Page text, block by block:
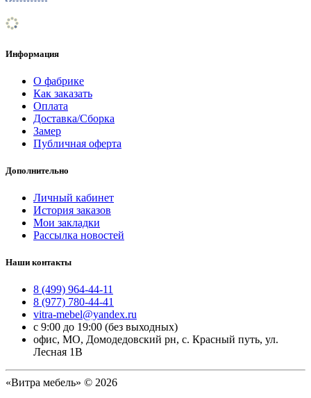
Информация
О фабрике
Как заказать
Оплата
Доставка/Сборка
Замер
Публичная оферта
Дополнительно
Личный кабинет
История заказов
Мои закладки
Рассылка новостей
Наши контакты
8 (499) 964-44-11
8 (977) 780-44-41
vitra-mebel@yandex.ru
с 9:00 до 19:00 (без выходных)
офис, МО, Домодедовский рн, с. Красный путь, ул.
Лесная 1В
«Витра мебель» © 2026